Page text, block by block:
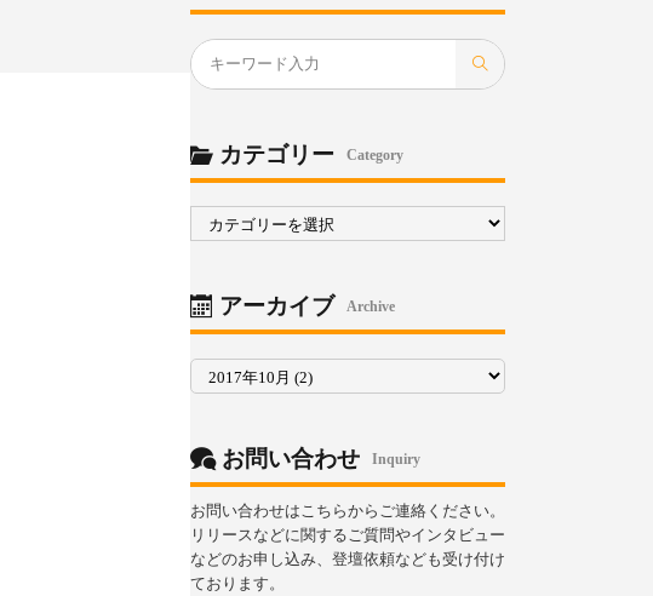
カテゴリー Category
ゴ
アーカイブ Archive
ア
カ
お問い合わせ Inquiry
お問い合わせはこちらからご連絡ください。
リリースなどに関するご質問やインタビュー
などのお申し込み、登壇依頼なども受け付け
ております。